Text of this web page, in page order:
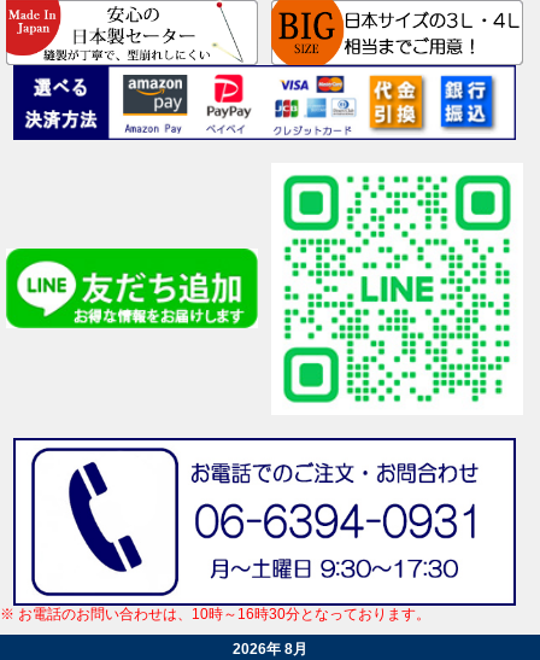
※ お電話のお問い合わせは、10時～16時30分となっております。
2026年 8月